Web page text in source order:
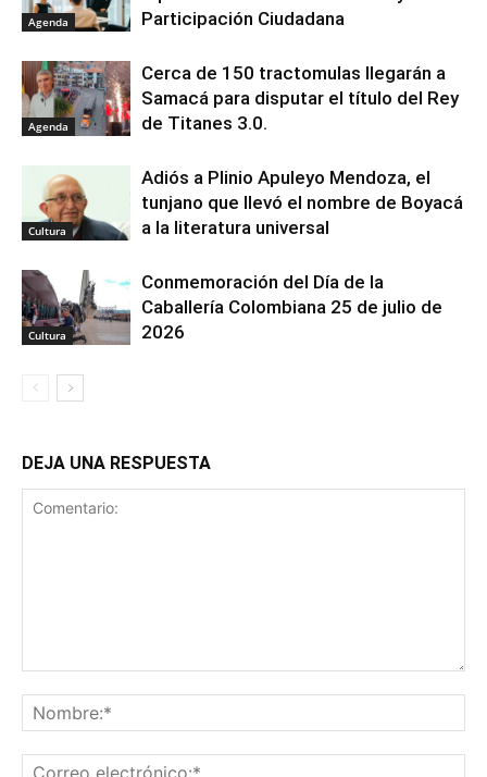
Agenda
Participación Ciudadana
Agenda
Cerca de 150 tractomulas llegarán a
Samacá para disputar el título del Rey
de Titanes 3.0.
Cultura
Adiós a Plinio Apuleyo Mendoza, el
tunjano que llevó el nombre de Boyacá
a la literatura universal
Cultura
Conmemoración del Día de la
Caballería Colombiana 25 de julio de
2026
DEJA UNA RESPUESTA